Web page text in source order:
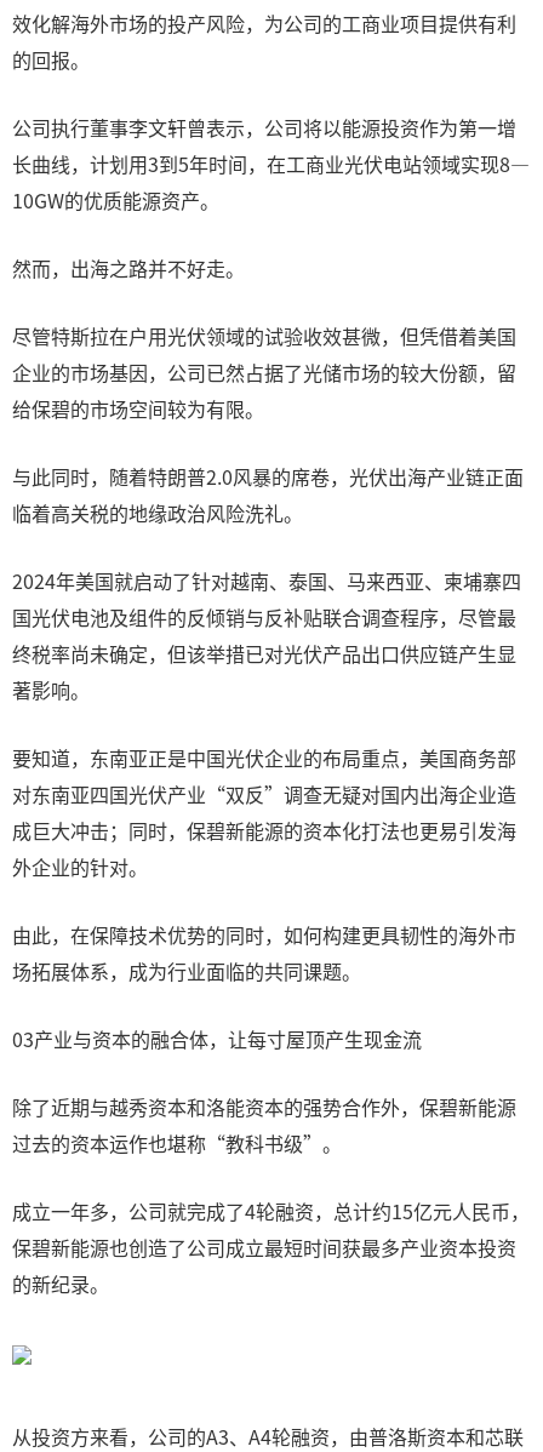
效化解海外市场的投产风险，为公司的工商业项目提供有利
的回报。
公司执行董事李文轩曾表示，公司将以能源投资作为第一增
长曲线，计划用3到5年时间，在工商业光伏电站领域实现8—
10GW的优质能源资产。
然而，出海之路并不好走。
尽管特斯拉在户用光伏领域的试验收效甚微，但凭借着美国
企业的市场基因，公司已然占据了光储市场的较大份额，留
给保碧的市场空间较为有限。
与此同时，随着特朗普2.0风暴的席卷，光伏出海产业链正面
临着高关税的地缘政治风险洗礼。
2024年美国就启动了针对越南、泰国、马来西亚、柬埔寨四
国光伏电池及组件的反倾销与反补贴联合调查程序，尽管最
终税率尚未确定，但该举措已对光伏产品出口供应链产生显
著影响。
要知道，东南亚正是中国光伏企业的布局重点，美国商务部
对东南亚四国光伏产业“双反”调查无疑对国内出海企业造
成巨大冲击；同时，保碧新能源的资本化打法也更易引发海
外企业的针对。
由此，在保障技术优势的同时，如何构建更具韧性的海外市
场拓展体系，成为行业面临的共同课题。
03产业与资本的融合体，让每寸屋顶产生现金流
除了近期与越秀资本和洛能资本的强势合作外，保碧新能源
过去的资本运作也堪称“教科书级”。
成立一年多，公司就完成了4轮融资，总计约15亿元人民币，
保碧新能源也创造了公司成立最短时间获最多产业资本投资
的新纪录。
从投资方来看，公司的A3、A4轮融资，由普洛斯资本和芯联